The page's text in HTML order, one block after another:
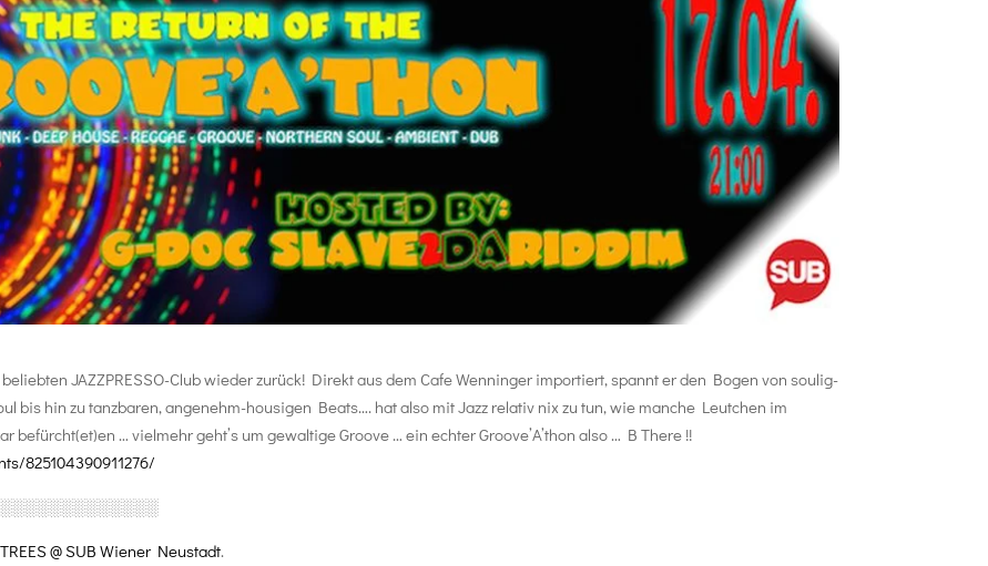
JAZZPRESSO-Club wieder zurück! Direkt aus dem Cafe Wenninger importiert, spannt er den Bogen von soulig-
bis hin zu tanzbaren, angenehm-housigen Beats…. hat also mit Jazz relativ nix zu tun, wie manche Leutchen im
befürcht(et)en … vielmehr geht’s um gewaltige Groove … ein echter Groove’A’thon also … B There !!
825104390911276/
@ SUB Wiener Neustadt.